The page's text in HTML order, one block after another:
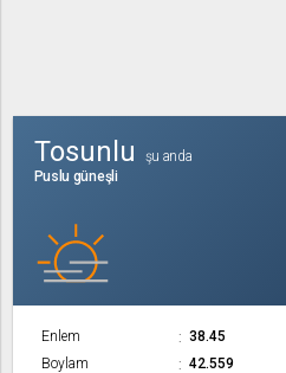
Tosunlu
şu anda
Puslu güneşli
Enlem
38.45
Boylam
42.559